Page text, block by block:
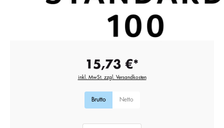
15,73 €*
inkl. MwSt. zzgl. Versandkosten
Brutto Netto